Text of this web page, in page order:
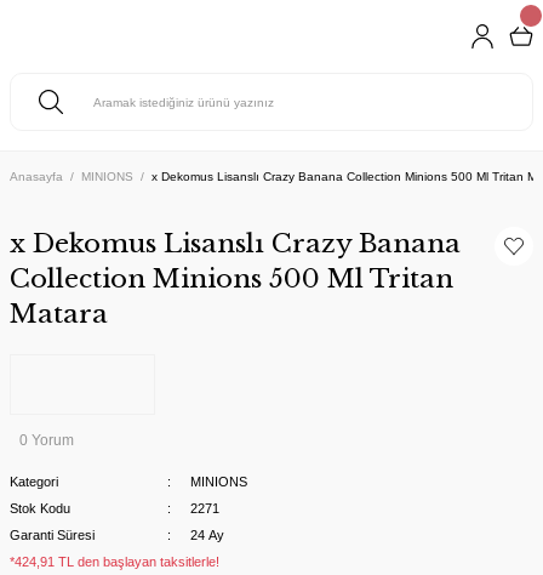
Anasayfa MINIONS x Dekomus Lisanslı Crazy Banana Collection Minions 500 Ml Tritan
x Dekomus Lisanslı Crazy Banana
Collection Minions 500 Ml Tritan
Matara
0 Yorum
Kategori
MINIONS
Stok Kodu
2271
Garanti Süresi
24 Ay
*424,91 TL den başlayan taksitlerle!